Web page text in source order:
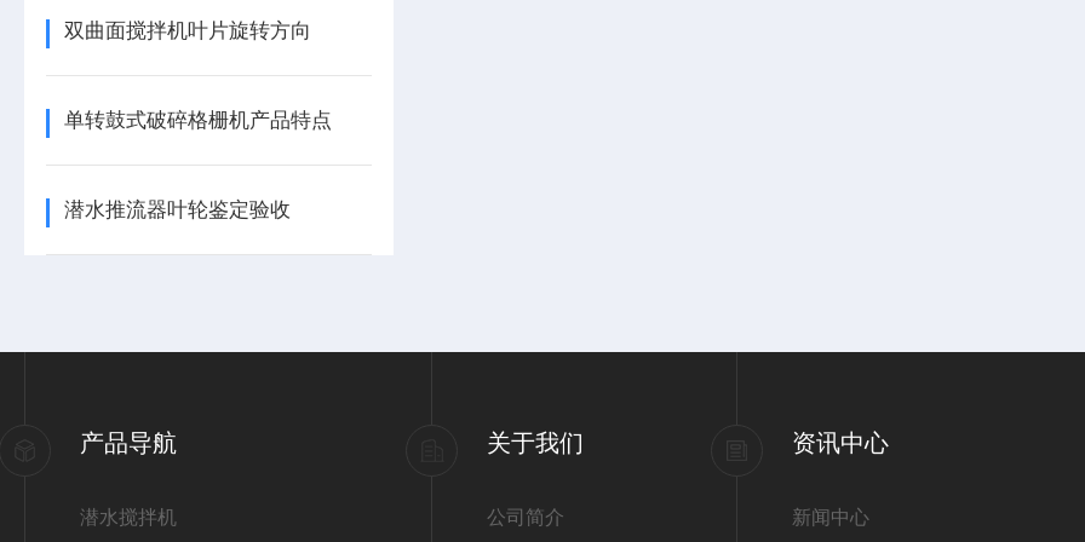
双曲面搅拌机叶片旋转方向
单转鼓式破碎格栅机产品特点
潜水推流器叶轮鉴定验收
产品导航
潜水搅拌机
关于我们
公司简介
资讯中心
新闻中心